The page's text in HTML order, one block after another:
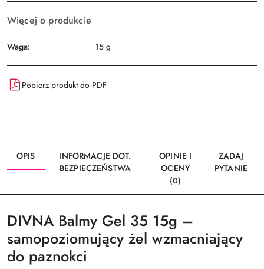
Więcej o produkcie
Waga: 15 g
Pobierz produkt do PDF
OPIS
INFORMACJE DOT.
BEZPIECZEŃSTWA
OPINIE I
OCENY
(0)
ZADAJ
PYTANIE
DIVNA Balmy Gel 35 15g –
samopoziomujący żel wzmacniający
do paznokci